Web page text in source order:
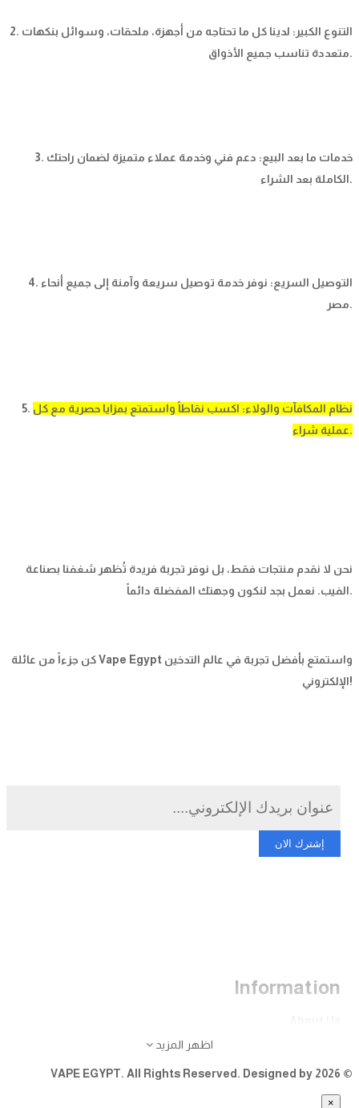
2. التنوع الكبير: لدينا كل ما تحتاجه من أجهزة، ملحقات، وسوائل بنكهات
متعددة تناسب جميع الأذواق.
3. خدمات ما بعد البيع: دعم فني وخدمة عملاء متميزة لضمان راحتك
الكاملة بعد الشراء.
4. التوصيل السريع: نوفر خدمة توصيل سريعة وآمنة إلى جميع أنحاء
مصر.
5. نظام المكافآت والولاء: اكسب نقاطاً واستمتع بمزايا حصرية مع كل
عملية شراء.
نحن لا نقدم منتجات فقط، بل نوفر تجربة فريدة تُظهر شغفنا بصناعة
الفيب. نعمل بجد لنكون وجهتك المفضلة دائماً.
كن جزءاً من عائلة Vape Egypt واستمتع بأفضل تجربة في عالم التدخين
الإلكتروني!
إشترك الان
Information
Support 24/7 page
Product Support
اظهر المزيد
© 2026 VAPE EGYPT. All Rights Reserved. Designed by
×